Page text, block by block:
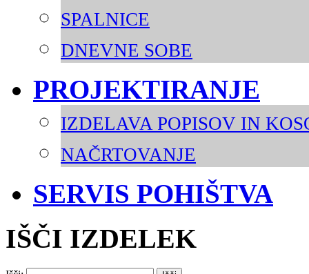
SPALNICE
DNEVNE SOBE
PROJEKTIRANJE
IZDELAVA POPISOV IN
NAČRTOVANJE
SERVIS POHIŠTVA
IŠČI IZDELEK